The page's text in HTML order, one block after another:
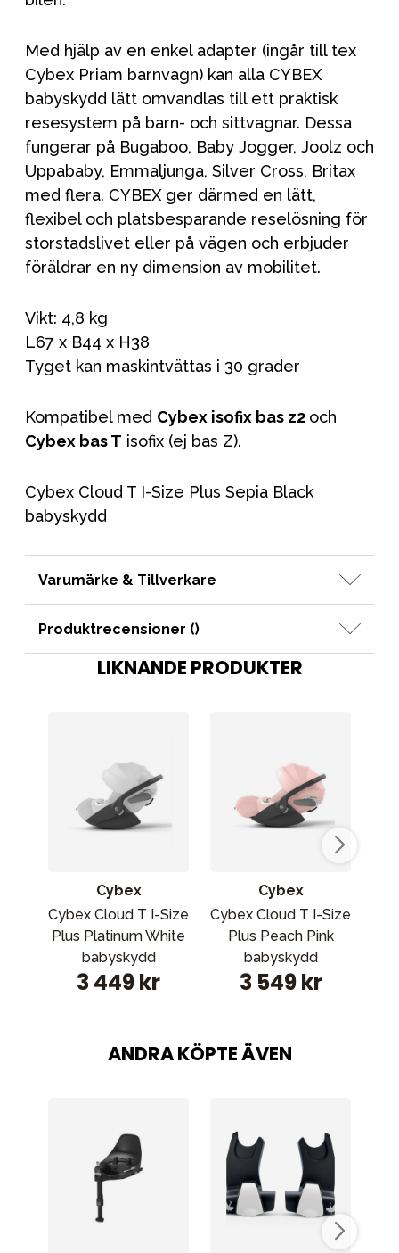
Med hjälp av en enkel adapter (ingår till tex
Cybex Priam barnvagn) kan alla CYBEX
babyskydd lätt omvandlas till ett praktisk
resesystem på barn- och sittvagnar. Dessa
fungerar på Bugaboo, Baby Jogger, Joolz och
Uppababy, Emmaljunga, Silver Cross, Britax
med flera. CYBEX ger därmed en lätt,
flexibel och platsbesparande reselösning för
storstadslivet eller på vägen och erbjuder
föräldrar en ny dimension av mobilitet.
Vikt: 4,8 kg
L67 x B44 x H38
Tyget kan maskintvättas i 30 grader
Kompatibel med Cybex isofix bas z2 och
Cybex bas T isofix (ej bas Z).
Cybex Cloud T I-Size Plus Sepia Black
babyskydd
Varumärke & Tillverkare
Produktrecensioner ()
LIKNANDE PRODUKTER
Cybex
Cybex Cloud T I-Size
Plus Platinum White
babyskydd
3 449 kr
Cybex
Cybex Cloud T I-Size
Plus Peach Pink
babyskydd
3 549 kr
ANDRA KÖPTE ÄVEN